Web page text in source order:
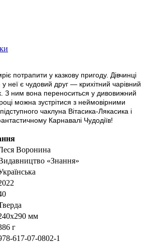
потрапити у казкову пригоду. Дівчинці
неї є чудовий друг — крихітний чарівний
З ним вона переноситься у дивовижний
можна зустрітися з неймовірними
чаклуна Вітасика-Лякасика і
Карнавалі Чудодіїв!
Воронина
«Знання»
мм
г
617-07-0802-1